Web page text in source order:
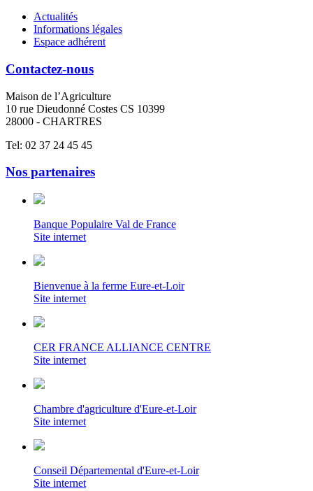
Actualités
Informations légales
Espace adhérent
Contactez-nous
Maison de l’Agriculture
10 rue Dieudonné Costes CS 10399
28000 - CHARTRES
Tel: 02 37 24 45 45
Nos partenaires
Banque Populaire Val de France
Site internet
Bienvenue à la ferme Eure-et-Loir
Site internet
CER FRANCE ALLIANCE CENTRE
Site internet
Chambre d'agriculture d'Eure-et-Loir
Site internet
Conseil Départemental d'Eure-et-Loir
Site internet